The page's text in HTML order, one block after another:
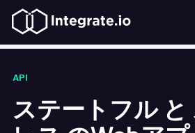
API
ステートフル と